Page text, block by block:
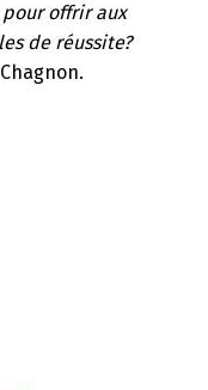
offrir aux
de réussite?